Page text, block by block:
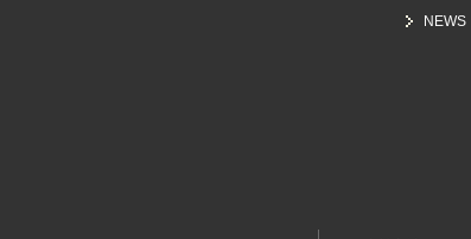
NEWS